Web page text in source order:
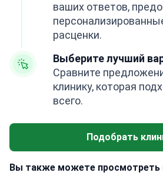
ваших ответов,
расценки.
Выберите лучший
Сравните
клинику, которая
всего.
Подобрать
Вы также можете просмотреть